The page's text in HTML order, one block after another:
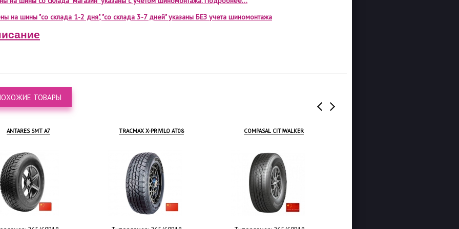
на шины "со склада 1-2 дня", "со склада 3-7 дней" указаны БЕЗ учета шиномонтажа
ТОВАРЫ
ANTARES SMT A7 TRACMAX X-PRIVILO AT08 COMPASAL CITIWALKER